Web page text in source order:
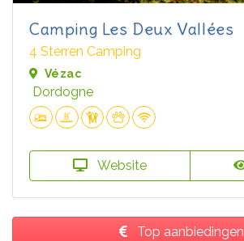
Camping Les Deux Vallées
4 Sterren Camping
Vézac
Dordogne
Website
Top aanbiedingen